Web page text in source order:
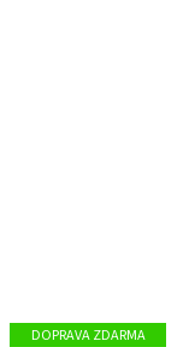
ZDARMA